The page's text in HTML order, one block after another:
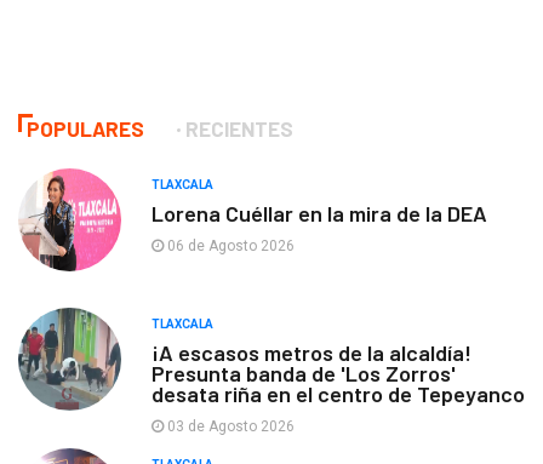
POPULARES RECIENTES
TLAXCALA
Lorena Cuéllar en la mira de la DEA
06 de Agosto 2026
TLAXCALA
¡A escasos metros de la alcaldía!
Presunta banda de 'Los Zorros'
desata riña en el centro de Tepeyanco
03 de Agosto 2026